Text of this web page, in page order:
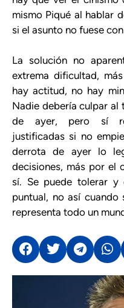
mismo Piqué al hablar
si el asunto no fuese
La solución no
extrema dificultad,
hay actitud, no hay
Nadie debería culpar
de ayer, pero sí
justificadas si no
derrota de ayer lo
decisiones, más por el
sí. Se puede tolerar
puntual, no así
representa todo un